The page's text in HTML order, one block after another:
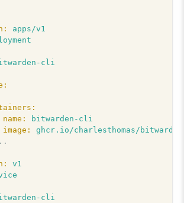
apps/v1
cli
name:
bitwarden-cli
image:
ghcr.io/charlesthomas/
v1
cli